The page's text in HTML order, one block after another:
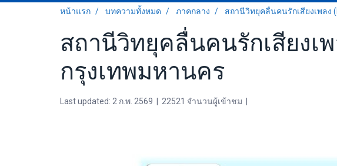
หน้าแรก บทความทั้งหมด ภาคกลาง สถานีวิทยุคลื่นคนรักเสียงเพลง
สถานีวิทยุคลื่นคนรักเสียงเพ
กรุงเทพมหานคร
Last updated: 2 ก.พ. 2569 22521 จำนวนผู้เข้าชม